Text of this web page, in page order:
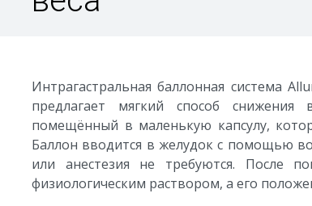
Интрагастральная баллонная система
предлагает мягкий способ снижения
помещённый в маленькую капсулу,
Баллон вводится в желудок с помощью
или анестезия не требуются. После
физиологическим раствором, а его